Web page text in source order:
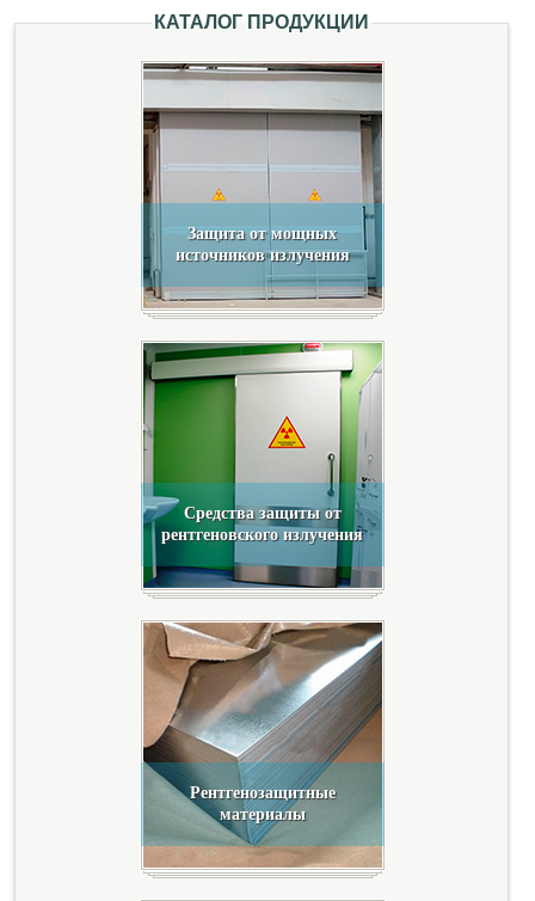
КАТАЛОГ ПРОДУКЦИИ
Защита от мощных
источников излучения
Средства защиты от
рентгеновского излучения
Рентгенозащитные
материалы